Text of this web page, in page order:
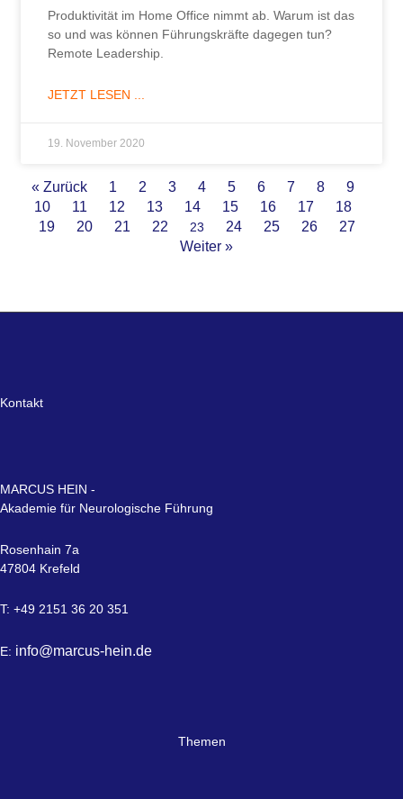
Produktivität im Home Office nimmt ab. Warum ist das
so und was können Führungskräfte dagegen tun?
Remote Leadership.
JETZT LESEN ...
19. November 2020
« Zurück 1 2 3 4 5 6 7 8
9
10
11 12 13 14 15 16 17
18
19
20 21 22 23 24 25 26
27
Weiter »
Kontakt
MARCUS HEIN -
Akademie für Neurologische Führung
Rosenhain 7a
47804 Krefeld
T: +49 2151 36 20 351
E: info@marcus-hein.de
Themen